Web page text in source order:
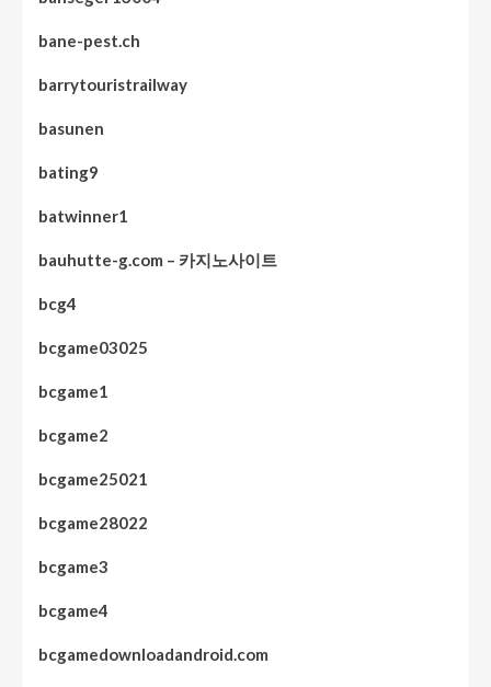
bane-pest.ch
barrytouristrailway
basunen
bating9
batwinner1
bauhutte-g.com – 카지노사이트
bcg4
bcgame03025
bcgame1
bcgame2
bcgame25021
bcgame28022
bcgame3
bcgame4
bcgamedownloadandroid.com